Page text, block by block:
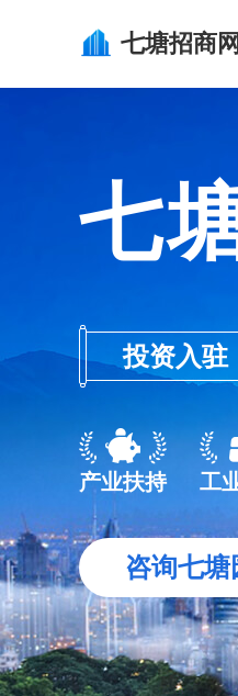
七塘招商网
七
投资入驻
产业扶持 工
咨询七